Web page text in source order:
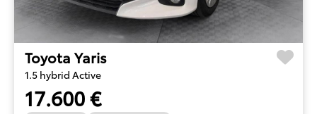
Toyota Yaris
1.5 hybrid Active
17.600 €